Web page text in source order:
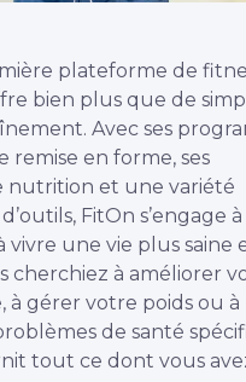
plateforme de
bien plus que de
Avec ses
remise en forme, ses
nutrition et une variété
FitOn s’engage
une vie plus saine
cherchiez à améliorer
à gérer votre poids ou
de santé
tout ce dont vous